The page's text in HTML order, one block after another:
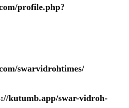
profile.php?
swarvidrohtimes/
kutumb.app/swar-vidroh-